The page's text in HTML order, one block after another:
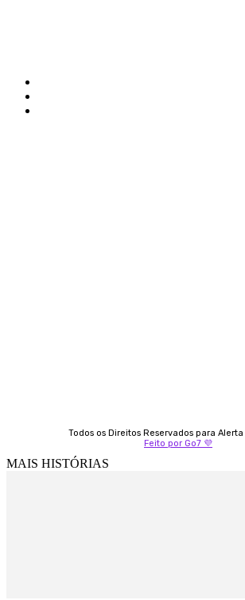
Todos os Direitos Reservados para
Feito por Go7 💜
MAIS HISTÓRIAS